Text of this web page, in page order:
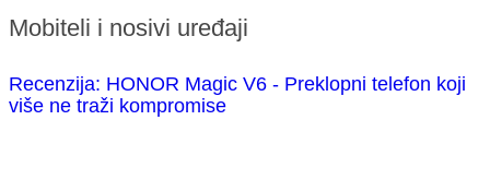
Mobiteli i nosivi uređaji
Recenzija: HONOR Magic V6 - Preklopni telefon koji
više ne traži kompromise